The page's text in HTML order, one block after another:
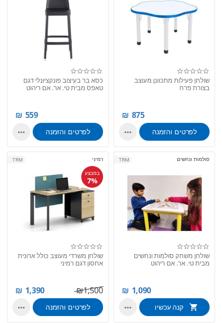
שולחן פעילות מתכוונן מעוצב
בצורת פרח
875
₪
לפרטים והזמנה 
כסא בר בעיצוב פונקציונלי דגם
טאפס מבית טי. אר. אם ריהוט
559
₪
לפרטים והזמנה 
סולמות ונחשים TRM
שולחן משחק סולמות ונחשים
מבית טי. אר. אם ריהוט
1,090
₪
קנה עכשיו 
רמיני
במבצע
7%
TRM
שולחן משרדי מעוצב כולל ארונית
אחסון דגם רמיני
1,500
₪
1,390
₪
לפרטים והזמנה 